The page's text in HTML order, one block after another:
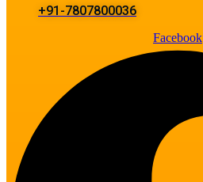
+91-7807800036
Facebook